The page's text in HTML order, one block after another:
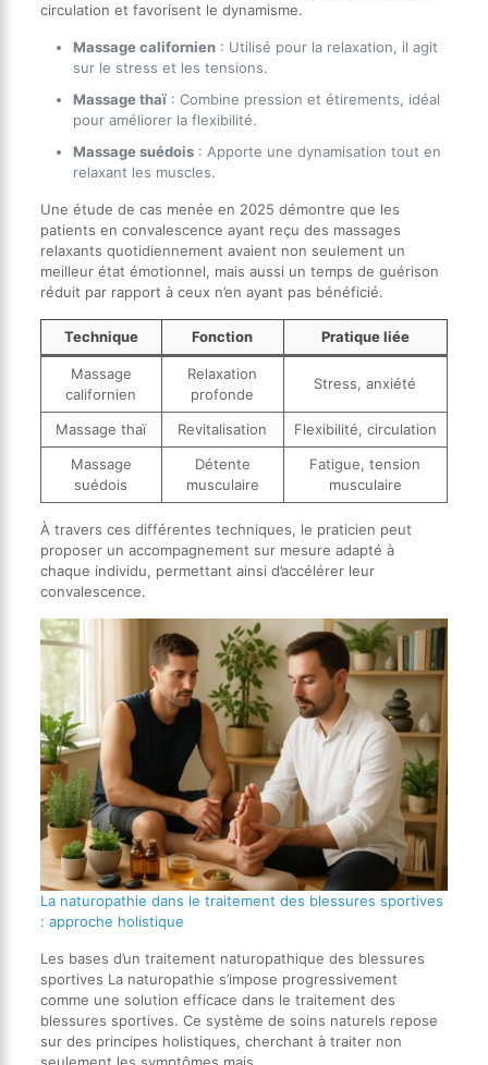
circulation et favorisent le dynamisme.
Massage californien: Utilisé pour la relaxation, il agit
sur le stress et les tensions.
Massage thaï: Combine pression et étirements, idéal
pour améliorer la flexibilité.
Massage suédois: Apporte une dynamisation tout en
relaxant les muscles.
Une étude de cas menée en 2025 démontre que les
patients en convalescence ayant reçu des massages
relaxants quotidiennement avaient non seulement un
meilleur état émotionnel, mais aussi un temps de guérison
réduit par rapport à ceux n’en ayant pas bénéficié.
Technique Fonction Pratique liée
Massage
californien
Relaxation
profonde
Stress, anxiété
Massage thaï Revitalisation
Flexibilité, circulation
Massage
suédois
Détente
musculaire
Fatigue, tension
musculaire
À travers ces différentes techniques, le praticien peut
proposer un accompagnement sur mesure adapté à
chaque individu, permettant ainsi d’accélérer leur
convalescence.
La naturopathie dans le traitement des blessures sportives
: approche holistique
Les bases d’un traitement naturopathique des blessures
sportives La naturopathie s’impose progressivement
comme une solution efficace dans le traitement des
blessures sportives. Ce système de soins naturels repose
sur des principes holistiques, cherchant à traiter non
seulement les symptômes mais…